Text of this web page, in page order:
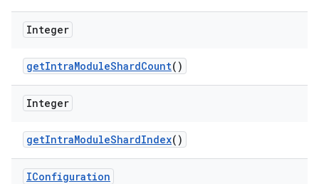
Integer
getIntraModuleShardCount()
Integer
getIntraModuleShardIndex()
IConfiguration